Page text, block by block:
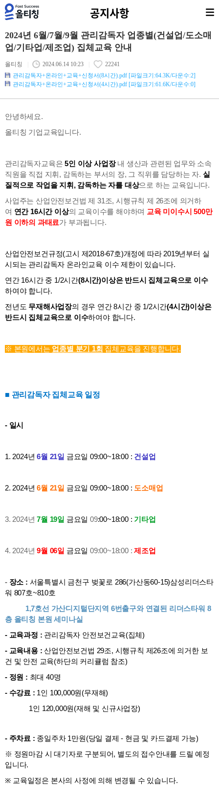
공지사항
2024년 6월/7월/9월 관리감독자 업종별(건설업/도소매
업/기타업/제조업) 집체교육 안내
올티칭 2024.06.14 10:23
22241
관리감독자+온라인+교육+신청서(8시간).pdf [파일크기:64.3K/다운수:2]
관리감독자+온라인+교육+신청서(4시간).pdf [파일크기:61.6K/다운수:0]
안녕하세요.
올티칭 기업교육입니다.
관리감독자교육은 5인 이상 사업장 내 생산과 관련된 업무와 소속
직원을 직접 지휘, 감독하는 부서의 장, 그 직위를 담당하는 자. 실
질적으로 작업을 지휘, 감독하는 자를 대상으로 하는 교육입니다.
사업주는 산업안전보건법 제 31조, 시행규칙 제 26조에 의거하
여 연간 16시간 이상의 교육이수를 해야하며 교육 미이수시 500만
원 이하의 과태료가 부과됩니다.
산업안전보건규정(고시 제2018-67호)개정에 따라 2019년부터 실
시되는 관리감독자 온라인교육 이수 제한이 있습니다.
연간 16시간 중 1/2시간(8시간)이상은 반드시 집체교육으로 이수
하여야 합니다.
전년도 무재해사업장의 경우 연간 8시간 중 1/2시간(4시간)이상은
반드시 집체교육으로 이수하여야 합니다.
※ 본원에서는 업종별 분기 1회 집체교육을 진행합니다.
■ 관리감독자 집체교육 일정
- 일시
1. 2024년6월 21일 금요일09:00~18:00 : 건설 업
2. 2024년6월 21일 금요일09:00~18:00 : 도소매 업
3. 2024년 7월 19일 금요일 09:00~18:00 : 기타업
4. 2024년 9월 06일 금요일 09:00~18:00 : 제조업
-장소 : 서울특별시 금천구 벚꽃로 286(가산동60-15)삼성리더스타
워 807호~810호
1,7호선 가산디지털단지역 6번출구와 연결된 리더스타워 8
층올티칭 본원 세미나실
- 교육과정 : 관리감독자 안전보건교육(집체)
- 교육내용 : 산업안전보건법 29조, 시행규칙 제26조에 의거한 보
건 및 안전 교육(하단의 커리큘럼 참조)
- 정원 : 최대 40명
- 수강료 : 1인 100,000원(무재해)
1인 120,000원(재해 및 신규사업장)
- 주차료 : 종일주차 1만원(당일 결제 - 현금 및 카드결제 가능)
※ 정원마감 시 대기자로 구분되어, 별도의 접수안내를 드릴 예정
입니다.
※ 교육일정은 본사의 사정에 의해 변경될 수 있습니다.